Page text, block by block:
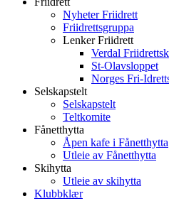
Nyheter Friidrett
Friidrettsgruppa
Lenker Friidrett
Verdal
St-Olavsloppet
Norges Fri-
Selskapstelt
Selskapstelt
Teltkomite
Fånetthytta
Åpen kafe i Fånetthytta
Utleie av Fånetthytta
Skihytta
Utleie av skihytta
Klubbklær